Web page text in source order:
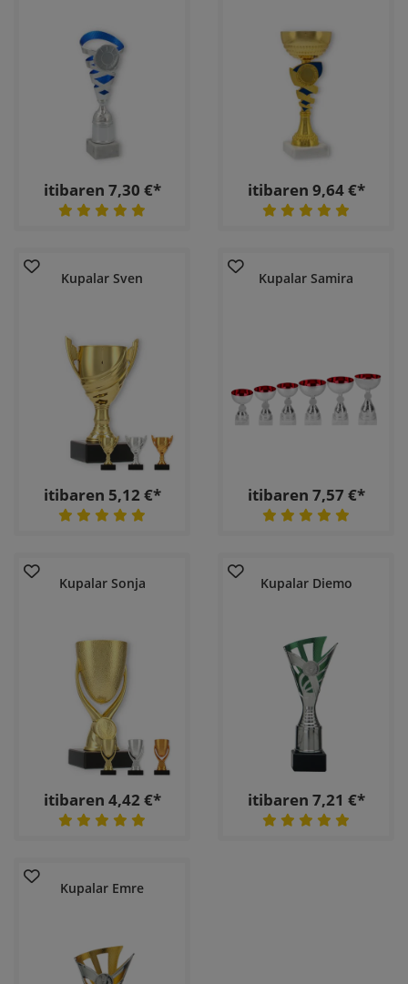
itibaren 7,30 €* itibaren 9,64 €*
Kupalar Sven
itibaren 5,12 €*
Kupalar Samira
itibaren 7,57 €*
Kupalar Sonja
itibaren 4,42 €*
Kupalar Diemo
itibaren 7,21 €*
Kupalar Emre